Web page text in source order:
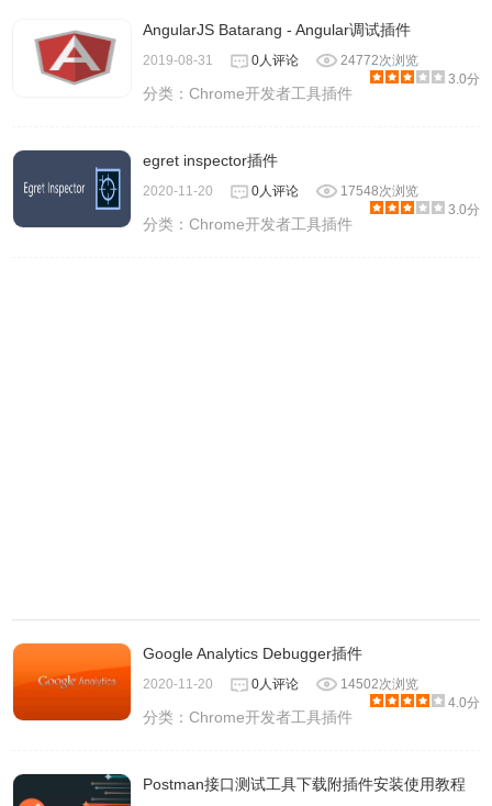
AngularJS Batarang - Angular调试插件
2019-08-31 0人评论
24772次浏览
3.0分
分类：Chrome开发者工具插件
egret inspector插件
2020-11-20 0人评论
17548次浏览
3.0分
分类：Chrome开发者工具插件
Google Analytics Debugger插件
2020-11-20 0人评论
14502次浏览
4.0分
分类：Chrome开发者工具插件
Postman接口测试工具下载附插件安装使用教程